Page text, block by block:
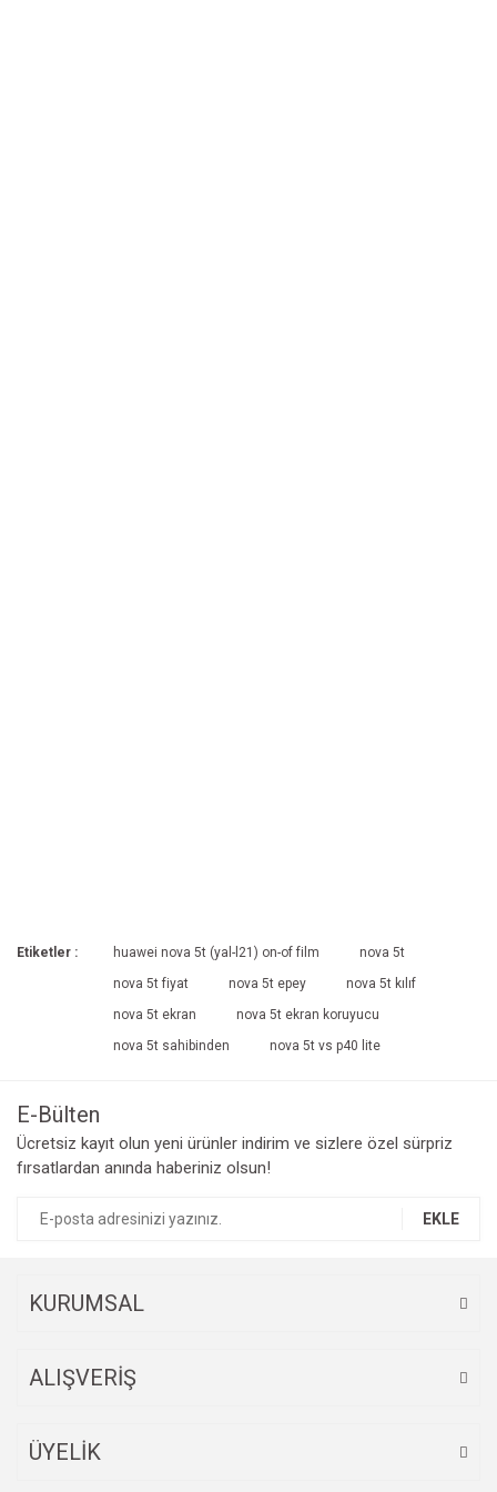
Etiketler : huawei nova 5t (yal-l21) on-of film
nova 5t
nova 5t fiyat
nova 5t epey
nova 5t kılıf
nova 5t ekran
nova 5t ekran koruyucu
nova 5t sahibinden
nova 5t vs p40 lite
E-Bülten
Ücretsiz kayıt olun yeni ürünler indirim ve sizlere özel sürpriz
fırsatlardan anında haberiniz olsun!
EKLE
KURUMSAL
ALIŞVERİŞ
ÜYELİK